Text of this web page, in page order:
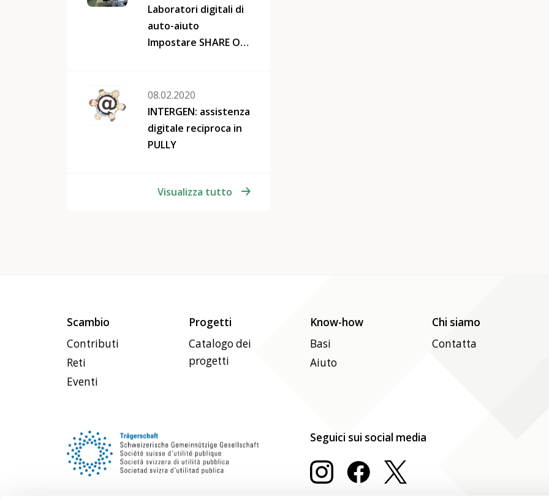
Laboratori digitali di
auto-aiuto
Impostare SHARE ON:
08.02.2020
INTERGEN: assistenza
digitale reciproca in
PULLY
Visualizza tutto
Scambio
Contributi
Reti
Eventi
Progetti
Catalogo dei
progetti
Know-how
Basi
Aiuto
Chi siamo
Contatta
Seguici sui social media